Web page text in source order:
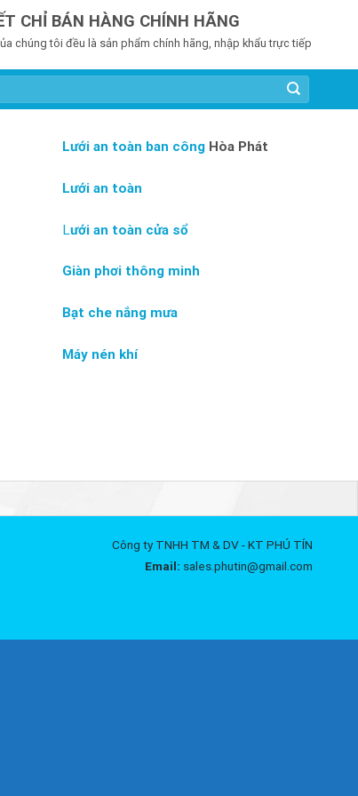
CHỈ BÁN HÀNG CHÍNH HÃNG
chúng tôi đều là sản phẩm chính hãng, nhập khẩu trực tiếp
Lưới an toàn ban công Hòa Phát
Lưới an toàn
Lưới an toàn cửa sổ
Giàn phơi thông minh
Bạt che nắng mưa
Máy nén khí
Công ty TNHH TM & DV - KT PHÚ TÍN
Email: sales.phutin@gmail.com